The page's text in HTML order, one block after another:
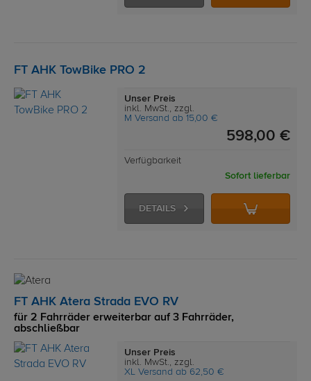
FT AHK TowBike PRO 2
Unser Preis
inkl. MwSt., zzgl.
M Versand ab 15,00 €
598,00 €
Verfügbarkeit
Sofort lieferbar
DETAILS
FT AHK Atera Strada EVO RV
für 2 Fahrräder erweiterbar auf 3 Fahrräder,
abschließbar
Unser Preis
inkl. MwSt., zzgl.
XL Versand ab 62,50 €